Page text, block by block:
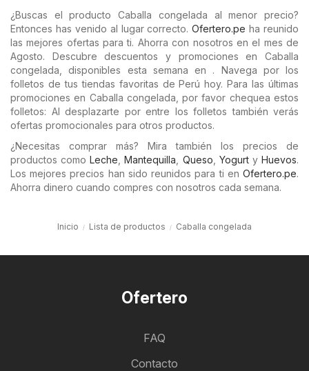
¿Buscas el producto Caballa congelada al menor precio?
Entonces has venido al lugar correcto.Ofertero.pe ha reunido
las mejores ofertas para ti. Ahorra con nosotros en el mes de
Agosto. Descubre descuentos y promociones en Caballa
congelada, disponibles esta semana en . Navega por los
folletos de tus tiendas favoritas de Perú hoy. Para las últimas
promociones en Caballa congelada, por favor chequea estos
folletos: Al desplazarte por entre los folletos también verás
ofertas promocionales para otros productos.
¿Necesitas comprar más? Mira también los precios de
productos comoLeche ,Mantequilla Queso YogurtyHuevos.
Los mejores precios han sido reunidos para ti en Ofertero.pe.
Ahorra dinero cuando compres con nosotros cada semana.
Inicio Lista de productos Caballa congelada
Ofertero
FAQ
Contacto